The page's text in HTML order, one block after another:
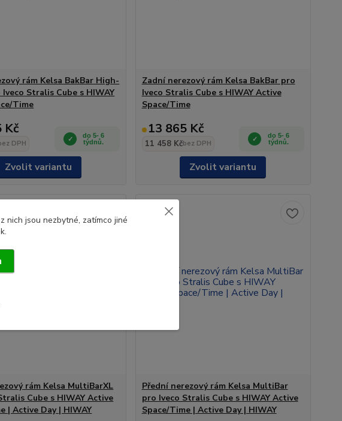
rám Kelsa BakBar High-
Stralis Cube s HIWAY
Time
Kč
DPH
do 5- 6
týdnů.
Zvolit variantu
Zadní nerezový rám Kelsa BakBar pro
Iveco Stralis Cube s HIWAY Active
Space/Time
13 865 Kč
11 458 Kčbez DPH
do 5- 6
týdnů.
Zvolit variantu
rám Kelsa MultiBarXL
Cube s HIWAY Active
| Active Day | HIWAY
Přední nerezový rám Kelsa MultiBar
pro Iveco Stralis Cube s HIWAY Active
Space/Time | Active Day | HIWAY
nich jsou nezbytné, zatímco jiné